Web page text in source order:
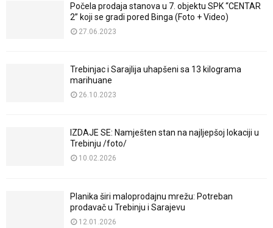
Počela prodaja stanova u 7. objektu SPK “CENTAR
2” koji se gradi pored Binga (Foto + Video)
27.06.2023
Trebinjac i Sarajlija uhapšeni sa 13 kilograma
marihuane
26.10.2023
IZDAJE SE: Namješten stan na najljepšoj lokaciji u
Trebinju /foto/
10.02.2026
Planika širi maloprodajnu mrežu: Potreban
prodavač u Trebinju i Sarajevu
12.01.2026